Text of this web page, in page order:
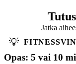
Jatka
💡
Opas: 5 vai 10